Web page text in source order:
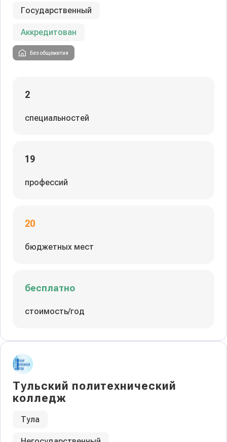
Государственный
Аккредитован
Без общежития
2
специальностей
19
профессий
20
бюджетных мест
бесплатно
стоимость/год
Тульский политехнический
колледж
Тула